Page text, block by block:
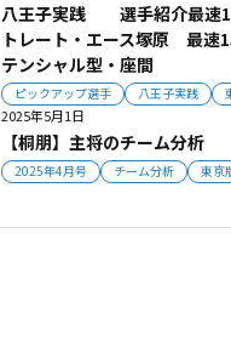
八王子実践 選手紹介最速
トレート・エース塚原 最速
テンシャル型・座間
ピックアップ選手 八王子実践
2025年5月1日
【桐朋】主将のチーム分析
2025年4月号 チーム分析 東京